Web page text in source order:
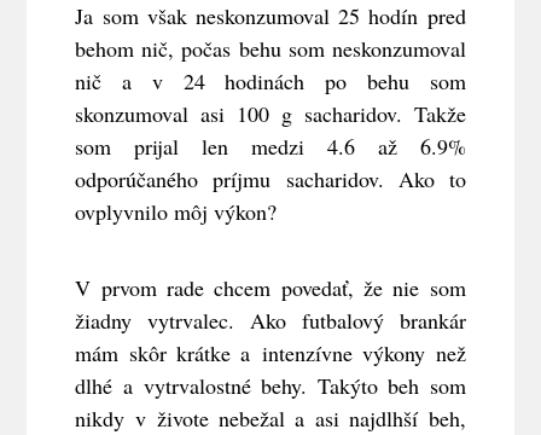
Ja som však neskonzumoval 25 hodín pred
behom nič, počas behu som neskonzumoval
nič a v 24 hodinách po behu som
skonzumoval asi 100 g sacharidov. Takže
som prijal len medzi 4.6 až 6.9%
odporúčaného príjmu sacharidov. Ako to
ovplyvnilo môj výkon?
V prvom rade chcem povedať, že nie som
žiadny vytrvalec. Ako futbalový brankár
mám skôr krátke a intenzívne výkony než
dlhé a vytrvalostné behy. Takýto beh som
nikdy v živote nebežal a asi najdlhší beh,